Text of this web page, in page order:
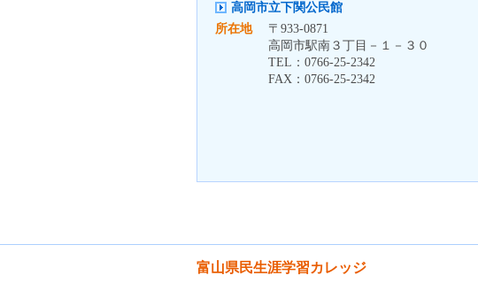
高岡市立下関公民館
所在地
〒 933-0871
高岡市駅南３丁目－１－３０
TEL： 0766-25-2342
FAX： 0766-25-2342
富山県民生涯学習カレッジ